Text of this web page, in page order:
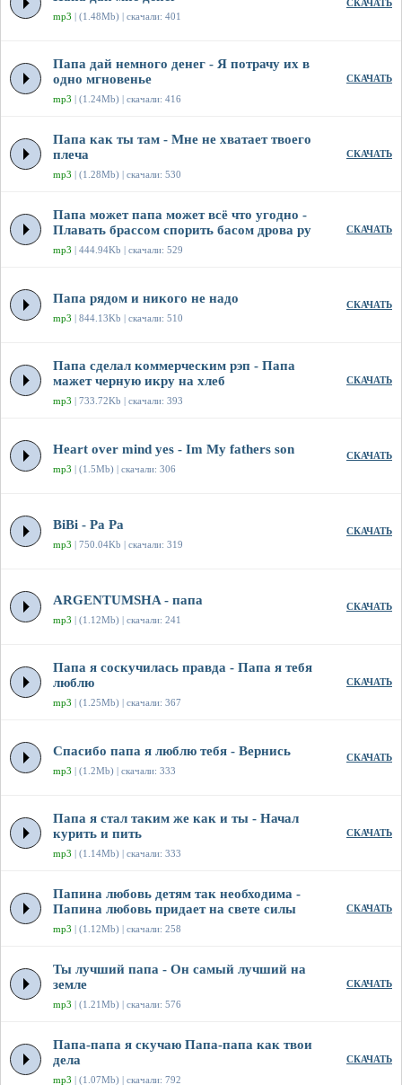
mp3 | (1.48Mb) | скачали: 401
СКАЧАТЬ
Папа дай немного денег - Я потрачу их в
одно мгновенье
mp3 | (1.24Mb) | скачали: 416
СКАЧАТЬ
Папа как ты там - Мне не хватает твоего
плеча
mp3 | (1.28Mb) | скачали: 530
СКАЧАТЬ
Папа может папа может всё что угодно -
Плавать брассом спорить басом дрова ру
mp3 | 444.94Kb | скачали: 529
СКАЧАТЬ
Папа рядом и никого не надо
mp3 | 844.13Kb | скачали: 510
СКАЧАТЬ
Папа сделал коммерческим рэп - Папа
мажет черную икру на хлеб
mp3 | 733.72Kb | скачали: 393
СКАЧАТЬ
Heart over mind yes - Im My fathers son
mp3 | (1.5Mb) | скачали: 306
СКАЧАТЬ
BiBi - Pa Pa
mp3 | 750.04Kb | скачали: 319
СКАЧАТЬ
ARGENTUMSHA - папа
mp3 | (1.12Mb) | скачали: 241
СКАЧАТЬ
Папа я соскучилась правда - Папа я тебя
люблю
mp3 | (1.25Mb) | скачали: 367
СКАЧАТЬ
Спасибо папа я люблю тебя - Вернись
mp3 | (1.2Mb) | скачали: 333
СКАЧАТЬ
Папа я стал таким же как и ты - Начал
курить и пить
mp3 | (1.14Mb) | скачали: 333
СКАЧАТЬ
Папина любовь детям так необходима -
Папина любовь придает на свете силы
mp3 | (1.12Mb) | скачали: 258
СКАЧАТЬ
Ты лучший папа - Он самый лучший на
земле
mp3 | (1.21Mb) | скачали: 576
СКАЧАТЬ
Папа-папа я скучаю Папа-папа как твои
дела
mp3 | (1.07Mb) | скачали: 792
СКАЧАТЬ